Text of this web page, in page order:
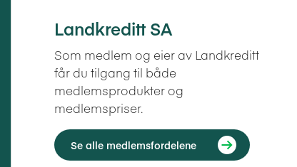
Landkreditt SA
Som medlem og eier av Landkreditt
får du tilgang til både
medlemsprodukter og
medlemspriser.
Se alle medlemsfordelene